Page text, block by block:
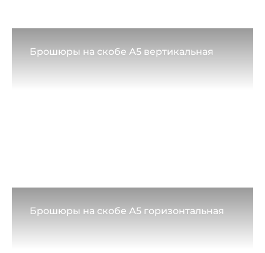
Брошюры на скобе А5 вертикальная
Брошюры на скобе А5 горизонтальная